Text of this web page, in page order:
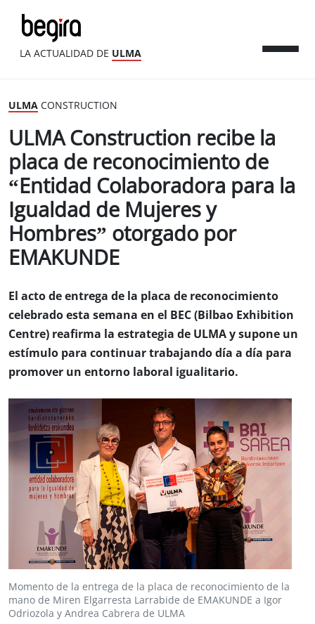
LA ACTUALIDAD DE ULMA
ULMA CONSTRUCTION
ULMA Construction recibe la
placa de reconocimiento de
“Entidad Colaboradora para la
Igualdad de Mujeres y
Hombres” otorgado por
EMAKUNDE
El acto de entrega de la placa de reconocimiento
celebrado esta semana en el BEC (Bilbao Exhibition
Centre) reafirma la estrategia de ULMA y supone un
estímulo para continuar trabajando día a día para
promover un entorno laboral igualitario.
Momento de la entrega de la placa de reconocimiento de la
mano de Miren Elgarresta Larrabide de EMAKUNDE a Igor
Odriozola y Andrea Cabrera de ULMA